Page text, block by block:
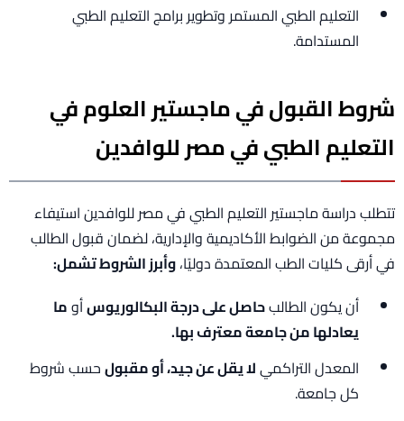
التعليم الطبي المستمر وتطوير برامج التعليم الطبي
المستدامة.
شروط القبول في ماجستير العلوم في
التعليم الطبي في مصر للوافدين
تتطلب دراسة ماجستير التعليم الطبي في مصر للوافدين استيفاء
مجموعة من الضوابط الأكاديمية والإدارية، لضمان قبول الطالب
في أرقى كليات الطب المعتمدة دوليًا،وأبرز الشروط تشمل:
أن يكون الطالبحاصل على درجة البكالوريوسأوما
يعادلها من جامعة معترف بها.
المعدل التراكميلا يقل عن جيد، أو مقبولحسب شروط
كل جامعة.